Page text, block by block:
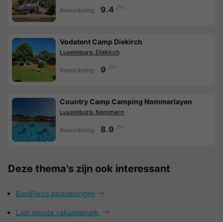
Beoordeling 9.4 /10
Vodatent Camp Diekirch
Luxemburg, Diekirch
Beoordeling 9 /10
Country Camp Camping Nommerlayen
Luxemburg, Nommern
Beoordeling 8.9 /10
Deze thema's zijn ook interessant
EuroParcs aanbiedingen
Last minute vakantiepark